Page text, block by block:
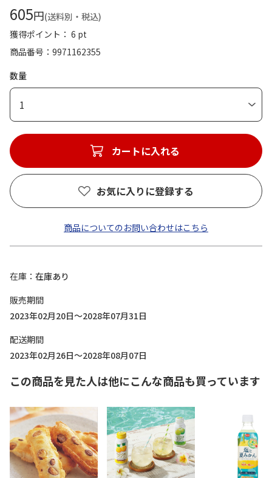
605円(送料別・税込)
獲得ポイント： 6 pt
商品番号
9971162355
数量
1
カートに入れる
お気に入りに登録する
商品についてのお問い合わせはこちら
在庫
在庫あり
販売期間
2023年02月20日～2028年07月31日
配送期間
2023年02月26日～2028年08月07日
この商品を見た人は他にこんな商品も買っています